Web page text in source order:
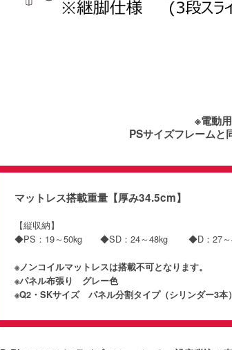
※電動
PSサイズフレームと
マットレス搭載重量【厚み34.5cm】
【縦収納】
◆PS：19～50kg ◆SD：24～48kg ◆D：27
※ノンコイルマットレスは搭載不可となります。
※パネル布張り グレー色
※Q2・SKサイズ パネル分割タイプ（シリンダー3本）